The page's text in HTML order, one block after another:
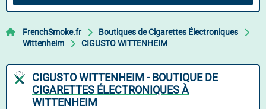
FrenchSmoke.fr
Boutiques de Cigarettes Électroniques
Wittenheim
CIGUSTO WITTENHEIM
CIGUSTO WITTENHEIM - BOUTIQUE DE
CIGARETTES ÉLECTRONIQUES À
WITTENHEIM